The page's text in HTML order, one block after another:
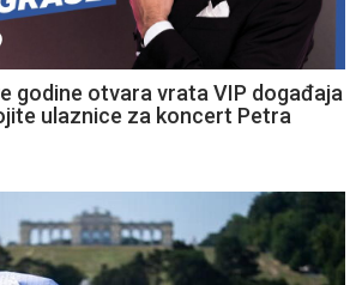
godine otvara vrata VIP događaja
ulaznice za koncert Petra